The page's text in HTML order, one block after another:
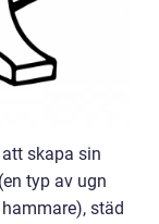
skapa sin
typ av ugn
städ